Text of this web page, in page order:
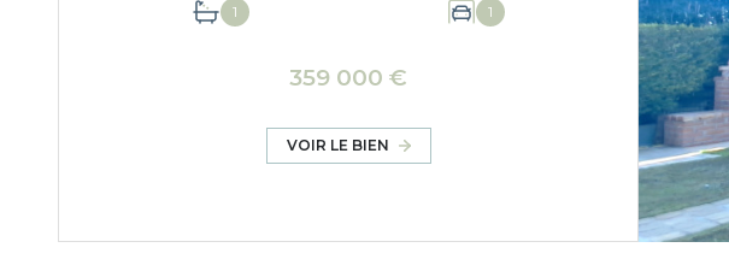
1 1
359 000 €
VOIR LE BIEN